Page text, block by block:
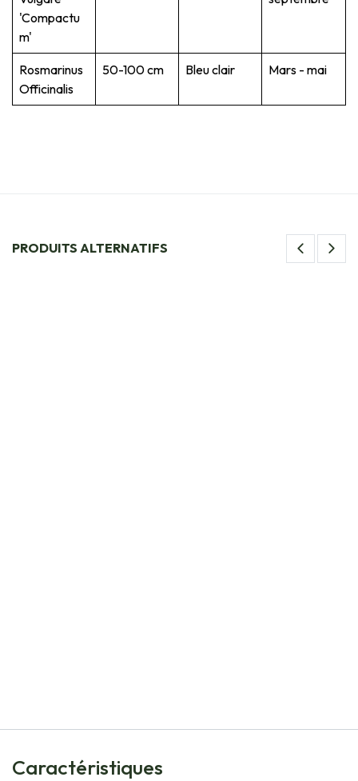
'Compactu
m'
Rosmarinus
Officinalis
50-100 cm Bleu clair Mars - mai
PRODUITS ALTERNATIFS
Caractéristiques